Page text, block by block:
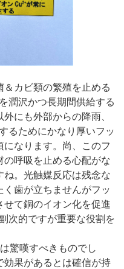
カビ類の繁殖を止める
潤沢かつ長期間供給する
にも外部からの降雨、
るためにかなり厚いフッ
なります。尚、このフ
の呼吸を止める心配がな
ね。光触媒反応は残念な
歯が立ちませんがフッ
て銅のイオン化を促進
次的ですが重要な役割を
驚嘆すべきものでし
効果があるとは確信が持